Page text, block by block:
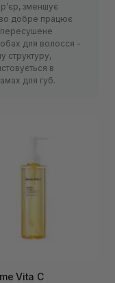
зменшує
добре працює
пересушене
для волосся -
структуру,
в
для губ.
Vita C